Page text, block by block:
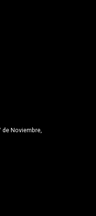
de Noviembre,